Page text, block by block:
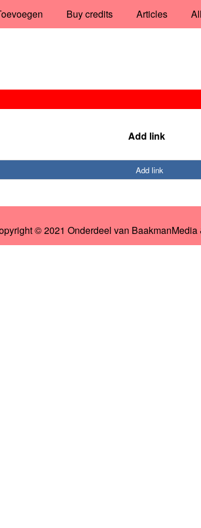
Buy credits Articles
Add link
Add link
© 2021 Onderdeel van BaakmanMedia